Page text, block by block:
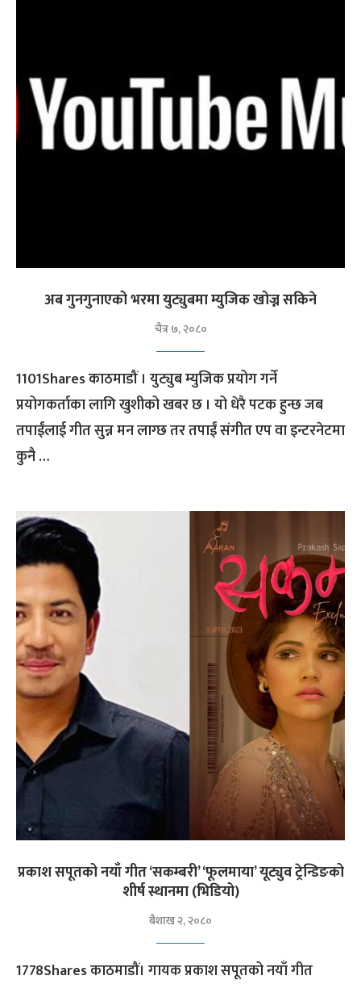
अब गुनगुनाएको भरमा युट्युबमा म्युजिक खोज्न सकिने
चैत्र ७, २०८०
1101Shares काठमाडौं । युट्युब म्युजिक प्रयोग गर्ने
प्रयोगकर्ताका लागि खुशीको खबर छ । यो धेरै पटक हुन्छ जब
तपाईंलाई गीत सुन्न मन लाग्छ तर तपाईं संगीत एप वा इन्टरनेटमा
कुनै …
प्रकाश सपूतको नयाँ गीत ‘सकम्बरी’ ‘फूलमाया’ यूट्युव ट्रेन्डिङको
शीर्ष स्थानमा (भिडियो)
बैशाख २, २०८०
1778Shares काठमाडौं। गायक प्रकाश सपूतको नयाँ गीत